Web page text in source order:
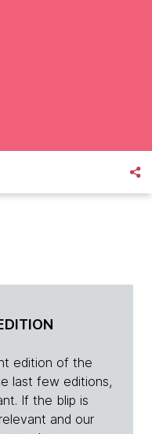
edition of the
last few editions,
If the blip is
and our